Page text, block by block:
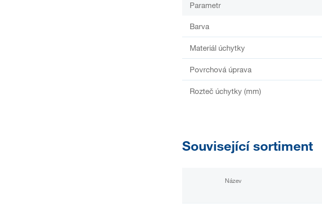
Parametr
Barva
Materiál úchytky
Povrchová úprava
Rozteč úchytky (mm)
Související sortiment
Název